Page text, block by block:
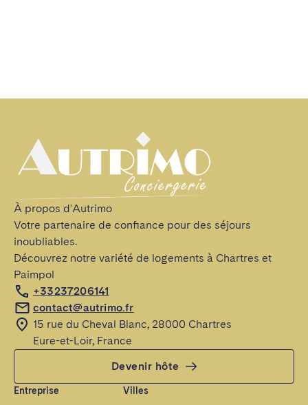
À propos d'Autrimo
Votre partenaire de confiance pour des séjours
inoubliables.
Découvrez notre variété de logements à Chartres et
Paimpol
+33237206141
contact@autrimo.fr
15 rue du Cheval Blanc, 28000 Chartres
Eure-et-Loir, France
Devenir hôte
Entreprise Villes